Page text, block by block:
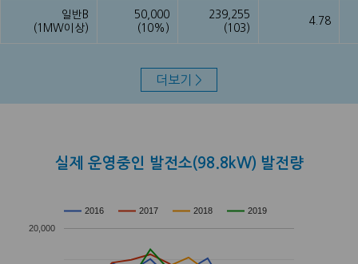
일반B
(1MW이상)
50,000
(10%)
239,255
(103)
4.78
더보기 >
실제 운영중인 발전소(98.8kW) 발전량
2016 2017 2018 2019
20,000